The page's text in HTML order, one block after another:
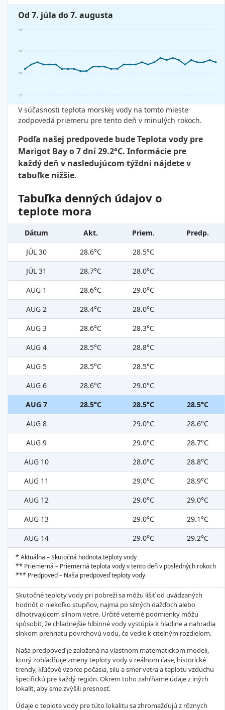
Od 7. júla do 7. augusta
27°
28°
29°
30°
V súčasnosti teplota morskej vody na tomto mieste
zodpovedá priemeru pre tento deň v minulých rokoch.
Podľa našej predpovede bude Teplota vody pre
Marigot Bay o 7 dní 29.2°C. Informácie pre
každý deň v nasledujúcom týždni nájdete v
tabuľke nižšie.
Tabuľka denných údajov o
teplote mora
Dátum Akt. Priem.
Predp.
JÚL 30
28.6°C
28.5°C
JÚL 31
28.7°C
28.0°C
AUG 1
28.6°C
29.0°C
AUG 2
28.4°C
28.0°C
AUG 3
28.6°C
28.3°C
AUG 4
28.5°C
28.8°C
AUG 5
28.5°C
28.5°C
AUG 6
28.6°C
29.0°C
AUG 7
28.5°C 28.5°C
28.5°C
AUG 8
29.0°C
28.6°C
AUG 9
29.0°C
28.7°C
AUG 10
28.0°C
28.8°C
AUG 11
29.0°C
28.9°C
AUG 12
29.0°C
29.0°C
AUG 13
29.0°C
29.1°C
AUG 14
29.0°C 29.2°C
* Aktuálna – Skutočná hodnota teploty vody
** Priemerná – Priemerná teplota vody v tento deň v posledných rokoch
*** Predpoveď – Naša predpoveď teploty vody
Skutočné teploty vody pri pobreží sa môžu líšiť od uvádzaných
hodnôt o niekoľko stupňov, najmä po silných dažďoch alebo
dlhotrvajúcom silnom vetre. Určité veterné podmienky môžu
spôsobiť, že chladnejšie hlbinné vody vystúpia k hladine a nahradia
slnkom prehriatu povrchovú vodu, čo vedie k citeľným rozdielom.
Naša predpoveď je založená na vlastnom matematickom modeli,
ktorý zohľadňuje zmeny teploty vody v reálnom čase, historické
trendy, kľúčové vzorce počasia, silu a smer vetra a teplotu vzduchu
špecifickú pre každý región. Okrem toho zahŕňame údaje z iných
lokalít, aby sme zvýšili presnosť.
Údaje o teplote vody pre túto lokalitu sa zhromažďujú z rôznych